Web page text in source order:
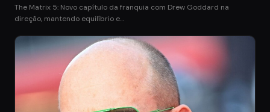
The Matrix 5: Novo capítulo da franquia com Drew Goddard na
direção, mantendo equilíbrio e…